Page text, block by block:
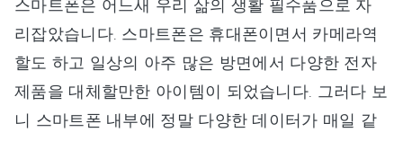
스마트폰은 어느새 우리 삶의 생활 필수품으로 자
리잡았습니다. 스마트폰은 휴대폰이면서 카메라역
할도 하고 일상의 아주 많은 방면에서 다양한 전자
제품을 대체할만한 아이템이 되었습니다. 그러다 보
니 스마트폰 내부에 정말 다양한 데이터가 매일 같